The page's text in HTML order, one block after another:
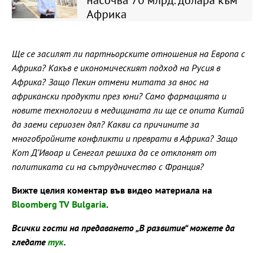
Африка
Ще се засилят ли партньорските отношения на Европа с
Африка? Какъв е икономическият подход на Русия в
Африка? Защо Пекин отмени митата за внос на
африкански продукти през юни? Само фармацията и
новите технологии в медицината ли ще се опита Китай
да заеми сериозен дял? Какви са причините за
многобройните конфликти и преврати в Африка? Защо
Кот Д’Ивоар и Сенегал решиха да се отклонят от
политиката си на сътрудничество с Франция?
Вижте целия коментар във видео материала на
Bloomberg TV Bulgaria.
Всички гости на предаването „В развитие“ можете да
гледатетук.